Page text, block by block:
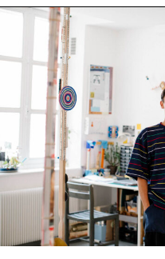
PROGRAMMATION
MAGAZINE
ESPACES DE
Recherche
Connexion